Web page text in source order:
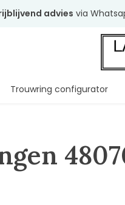
advies via
Trouwring configurator